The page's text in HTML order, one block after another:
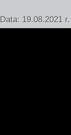
Data: 19.08.2021 r.